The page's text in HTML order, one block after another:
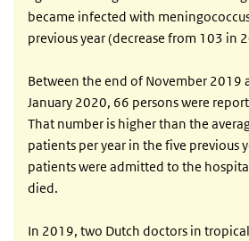
became infected with
previous year (decrease from 103 in
Between the end of November 2019
January 2020, 66 persons were
That number is higher than the
patients per year in the five previous
patients were admitted to the
died.
In 2019, two Dutch doctors in